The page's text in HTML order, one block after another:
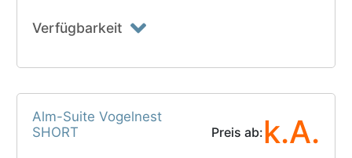
Verfügbarkeit
Alm-Suite Vogelnest
SHORT
Preis ab:k.A.